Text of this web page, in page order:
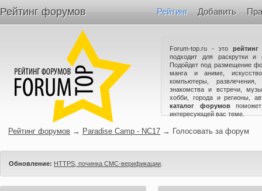
Рейтинг форумов Рейтинг Добавить
Forum-top.ru - это
подходит для раскрутки и
Подойдет под размещение
манга и аниме,
компьютеры,
знакомства и встречи,
хобби, города и регионы,
каталог форумов
интересующей вас теме.
Рейтинг форумов → Paradise Camp - NC17 → Голосовать за форум
Обновление: HTTPS, починка СМС-верификации